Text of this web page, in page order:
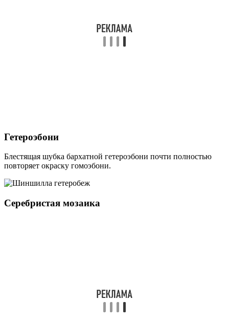
Гетероэбони
Блестящая шубка бархатной гетероэбони почти полностью
повторяет окраску гомоэбони.
Серебристая мозаика